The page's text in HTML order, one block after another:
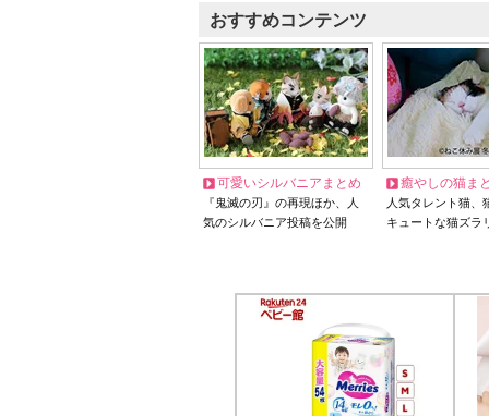
おすすめコンテンツ
可愛いシルバニアまとめ
『鬼滅の刃』の再現ほか、人
気のシルバニア投稿を公開
癒やしの猫ま
人気タレント猫
キュートな猫ズラ